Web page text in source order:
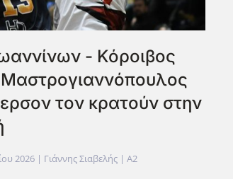
- Κόροιβος
τον κρατούν στην
2026 | Γιάννης Σιαβελής | A2